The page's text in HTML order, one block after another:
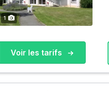
1
Voir les tarifs